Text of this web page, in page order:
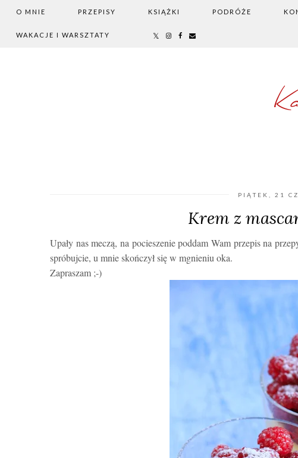
O MNIE PRZEPISY KSIĄŻKI PODRÓŻE
WAKACJE I WARSZTATY
PIĄTEK, 21
Krem z
Upały nas meczą, na pocieszenie poddam Wam przepis na
spróbujcie, u mnie skończył się w mgnieniu oka.
Zapraszam ;-)